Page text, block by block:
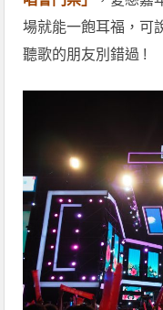
場就能一飽耳福，可
聽歌的朋友別錯過 !